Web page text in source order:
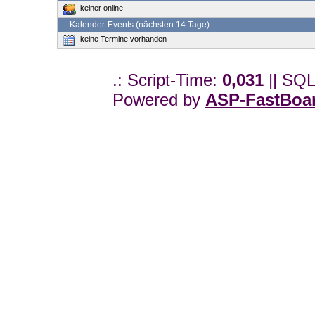
keiner online
:: Kalender-Events (nächsten 14 Tage) :.
keine Termine vorhanden
.: Script-Time: 0,031||
Powered by ASP-